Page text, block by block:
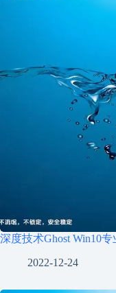
深度技术Ghost Win10
2022-12-24